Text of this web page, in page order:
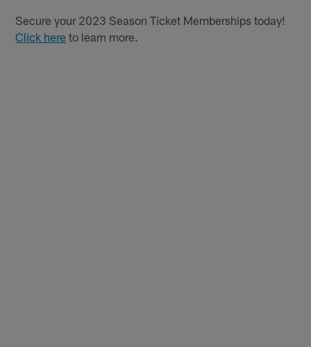
Secure your 2023 Season Ticket Memberships today!
Click here to learn more.